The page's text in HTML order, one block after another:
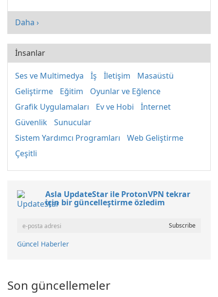
Daha ›
İnsanlar
Ses ve Multimedya İş İletişim
Masaüstü
Geliştirme
Eğitim
Oyunlar ve Eğlence
Grafik Uygulamaları
Ev ve Hobi
İnternet
Güvenlik
Sunucular
Sistem Yardımcı Programları
Web Geliştirme
Çeşitli
Asla UpdateStar ile ProtonVPN tekrar
için bir güncelleştirme özledim
Güncel Haberler
Son güncellemeler